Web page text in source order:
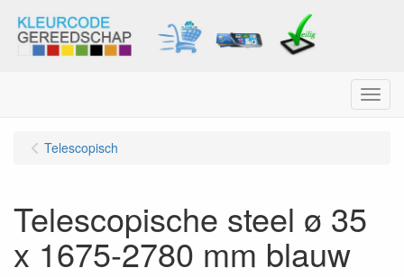
Menu
Telescopisch
Telescopische steel ø 35
x 1675-2780 mm blauw